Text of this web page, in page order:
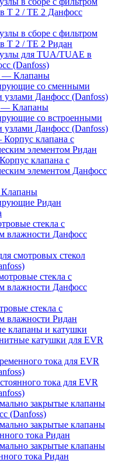
T 2 / TE 2 Данфосс
в сборе с фильтром
T 2 / TE 2 Ридан
для TUA/TUAE в
(Danfoss)
— Клапаны
со сменными
Данфосс (Danfoss)
Клапаны
со встроенными
Данфосс (Danfoss)
клапана с
элементом Ридан
клапана с
элементом Данфосс
Ридан
стекла с
влажности Данфосс
смотровых стекол
стекла с
влажности Данфосс
стекла с
влажности Ридан
клапаны и катушки
катушки для EVR
тока для EVR
тока для EVR
закрытые клапаны
(Danfoss)
закрытые клапаны
тока Ридан
закрытые клапаны
тока Ридан